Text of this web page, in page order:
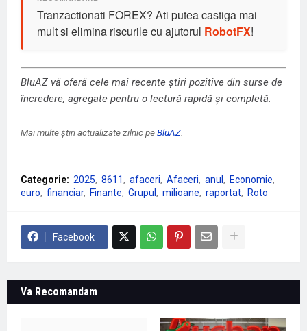
Tranzactionati FOREX? Ati putea castiga mai
mult si elimina riscurile cu ajutorul RobotFX!
BluAZ vă oferă cele mai recente știri pozitive din surse de
încredere, agregate pentru o lectură rapidă și completă.
Mai multe știri actualizate zilnic peBluAZ
Categorie: 2025 8611 afaceri Afaceri anul
Economie
euro
financiar Finante Grupul milioane raportat Roto
Facebook
Va Recomandam